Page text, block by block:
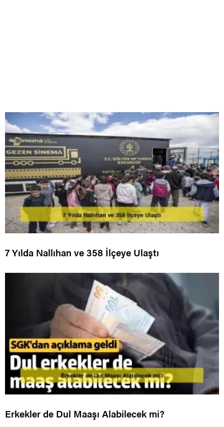
7 Yılda Nallıhan ve 358 İlçeye Ulaştı
Erkekler de Dul Maaşı Alabilecek mi?